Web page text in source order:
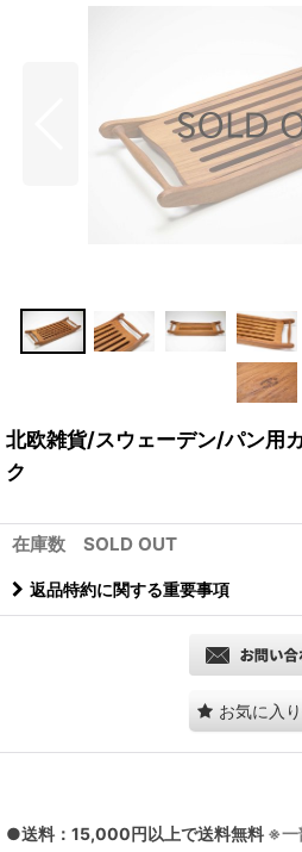
北欧雑貨/スウェーデン/パン用
ク
在庫数 SOLD OUT
返品特約に関する重要事項
お気に入
●送料：15,000円以上で送料無料 ※一